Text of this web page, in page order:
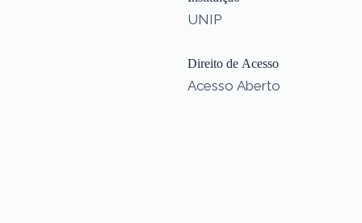
UNIP
Direito de Acesso
Acesso Aberto